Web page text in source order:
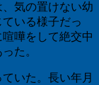
気の置けない幼
いる様子だっ
嘩をして絶交中
た。
いた。長い年月